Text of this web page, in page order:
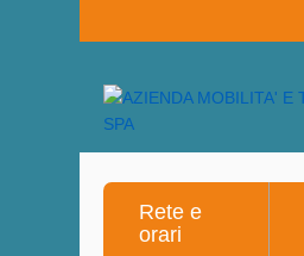
Rete e
orari